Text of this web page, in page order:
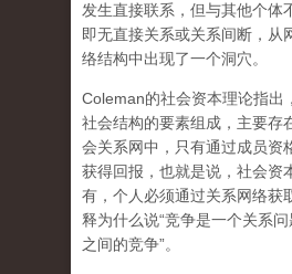
发生直接联系，但与其他个体
即无直接关系或关系间断，从
络结构中出现了一个洞穴。
Coleman的社会资本理论指出
社会结构的要素组成，主要存
会关系网中，只有通过成员资
获得回报，也就是说，社会资
有，个人必须通过关系网络获
释为什么说“竞争是一个关系
之间的竞争”。